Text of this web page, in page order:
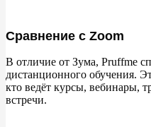
Сравнение с Zoom
В отличие от Зума, Pruffme
дистанционного обучения.
кто ведёт курсы, вебинары,
встречи.